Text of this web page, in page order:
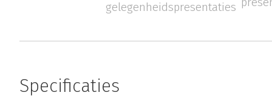
gelegenheidspresentaties
Specificaties